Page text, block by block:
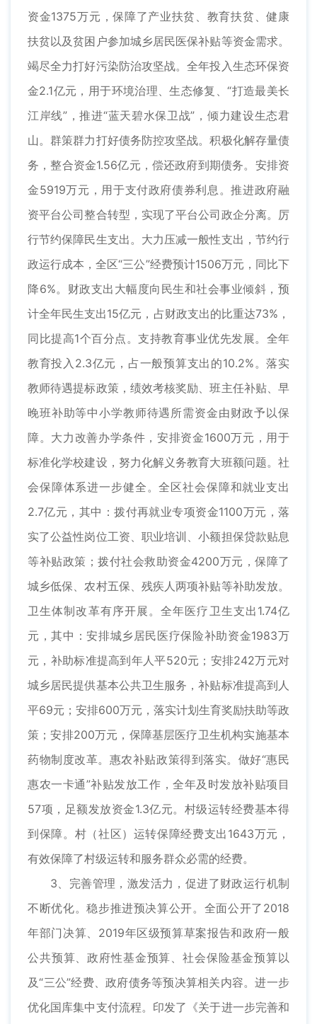
资金1375万元，保障了产业扶贫、教育扶贫、健康
扶贫以及贫困户参加城乡居民医保补贴等资金需求。
竭尽全力打好污染防治攻坚战。全年投入生态环保资
金2.1亿元，用于环境治理、生态修复、“打造最美长
江岸线”，推进“蓝天碧水保卫战”，倾力建设生态君
山。群策群力打好债务防控攻坚战。积极化解存量债
务，整合资金1.56亿元，偿还政府到期债务。安排资
金5919万元，用于支付政府债券利息。推进政府融
资平台公司整合转型，实现了平台公司政企分离。厉
行节约保障民生支出。大力压减一般性支出，节约行
政运行成本，全区“三公”经费预计1506万元，同比下
降6%。财政支出大幅度向民生和社会事业倾斜，预
计全年民生支出15亿元，占财政支出的比重达73%，
同比提高1个百分点。支持教育事业优先发展。全年
教育投入2.3亿元，占一般预算支出的10.2%。落实
教师待遇提标政策，绩效考核奖励、班主任补贴、早
晚班补助等中小学教师待遇所需资金由财政予以保
障。大力改善办学条件，安排资金1600万元，用于
标准化学校建设，努力化解义务教育大班额问题。社
会保障体系进一步健全。全区社会保障和就业支出
2.7亿元，其中：拨付再就业专项资金1100万元，落
实了公益性岗位工资、职业培训、小额担保贷款贴息
等补贴政策；拨付社会救助资金4200万元，保障了
城乡低保、农村五保、残疾人两项补贴等补助发放。
卫生体制改革有序开展。全年医疗卫生支出1.74亿
元，其中：安排城乡居民医疗保险补助资金1983万
元，补助标准提高到年人平520元；安排242万元对
城乡居民提供基本公共卫生服务，补贴标准提高到人
平69元；安排600万元，落实计划生育奖励扶助等政
策；安排200万元，保障基层医疗卫生机构实施基本
药物制度改革。惠农补贴政策得到落实。做好“惠民
惠农一卡通”补贴发放工作，全年及时发放补贴项目
57项，足额发放资金1.3亿元。村级运转经费基本得
到保障。村（社区）运转保障经费支出1643万元，
有效保障了村级运转和服务群众必需的经费。
3、完善管理，激发活力，促进了财政运行机制
不断优化。稳步推进预决算公开。全面公开了2018
年部门决算、2019年区级预算草案报告和政府一般
公共预算、政府性基金预算、社会保险基金预算以
及“三公”经费、政府债务等预决算相关内容。进一步
优化国库集中支付流程。印发了《关于进一步完善和